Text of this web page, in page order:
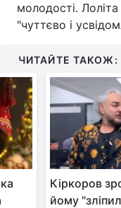
молодості.
"чуттєво і
ЧИТАЙТЕ ТАКОЖ:
Кіркоров
йому